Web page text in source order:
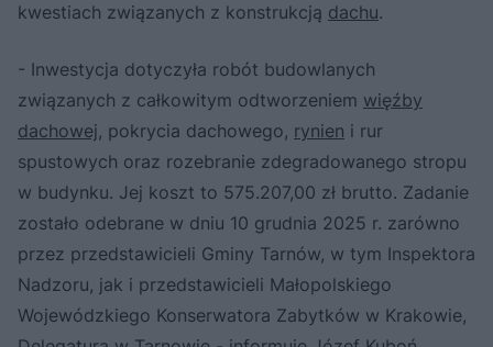
kwestiach związanych z konstrukcją dachu.
- Inwestycja dotyczyła robót budowlanych
związanych z całkowitym odtworzeniem więźby
dachowej, pokrycia dachowego, rynien i rur
spustowych oraz rozebranie zdegradowanego stropu
w budynku. Jej koszt to 575.207,00 zł brutto. Zadanie
zostało odebrane w dniu 10 grudnia 2025 r. zarówno
przez przedstawicieli Gminy Tarnów, w tym Inspektora
Nadzoru, jak i przedstawicieli Małopolskiego
Wojewódzkiego Konserwatora Zabytków w Krakowie,